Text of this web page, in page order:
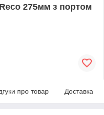
275мм з портом
про товар Доставка